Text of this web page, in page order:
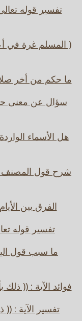
تفسير قوله
( المسلم غرة في
ما حكم من أخر
سؤال عن معنى
هل الأسماء
شرح قول المصنف :
الفرق بين
تفسير قوله
ما سبب قول
فوائد الآية : ((
تفسير الآية : ((